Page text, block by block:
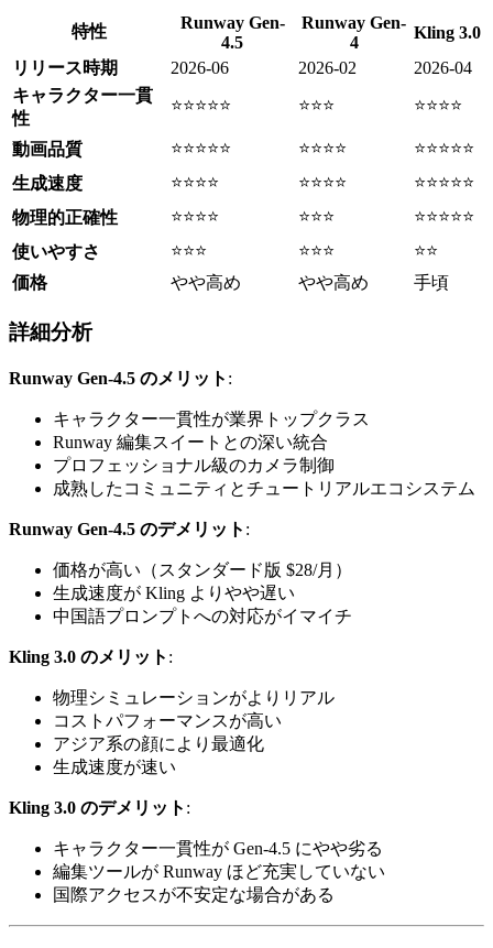
特性
Runway Gen-
4.5
Runway Gen-
4
Kling 3.0
リリース時期
2026-06 2026-02
2026-04
キャラクター一貫
性
⭐⭐⭐⭐⭐ ⭐⭐⭐ ⭐⭐⭐⭐
動画品質 ⭐⭐⭐⭐⭐ ⭐⭐⭐⭐
⭐⭐⭐⭐⭐
生成速度
⭐⭐⭐⭐ ⭐⭐⭐⭐
⭐⭐⭐⭐⭐
物理的正確性
⭐⭐⭐⭐ ⭐⭐⭐
⭐⭐⭐⭐⭐
使いやすさ
⭐⭐⭐ ⭐⭐⭐
⭐⭐
価格
やや高め やや高め 手頃
詳細分析
Runway Gen-4.5 のメリット :
キャラクター一貫性が業界トップクラス
Runway 編集スイートとの深い統合
プロフェッショナル級のカメラ制御
成熟したコミュニティとチュートリアルエコシステム
Runway Gen-4.5 のデメリット :
価格が高い（スタンダード版 $28/月）
生成速度が Kling よりやや遅い
中国語プロンプトへの対応がイマイチ
Kling 3.0 のメリット :
物理シミュレーションがよりリアル
コストパフォーマンスが高い
アジア系の顔により最適化
生成速度が速い
Kling 3.0 のデメリット :
キャラクター一貫性が Gen-4.5 にやや劣る
編集ツールが Runway ほど充実していない
国際アクセスが不安定な場合がある